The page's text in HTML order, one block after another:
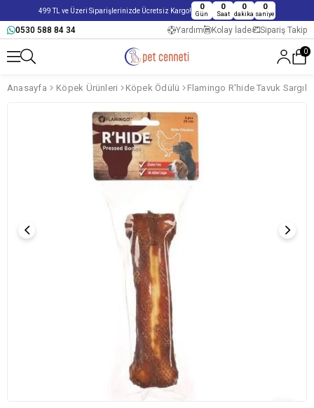
499 TL ve Üzeri Siparişlerinizde Ücretsiz Kargo! 0
Gün
0
Saat
0
dakika
0
saniye
0530 588 84 34 Yardım Kolay İade Sipariş Takip
0
Anasayfa Köpek Ürünleri Köpek Ödülü Flamingo R'hide Tavuk